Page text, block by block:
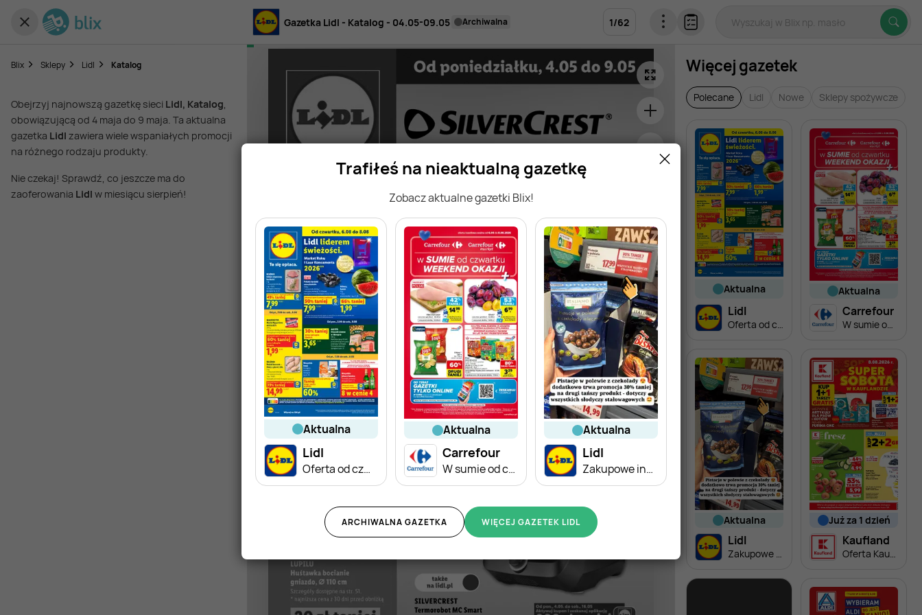
Trafiłeś na nieaktualną gazetkę
Zobacz aktualne gazetki Blix!
aktualna
Lidl
Oferta od czwartku
aktualna
Carrefour
W sumie od czwartku weekend okazji
aktualna
Lidl
Zakupowe inspiracje w Lidl
WIĘCEJ GAZETEK LIDL
ARCHIWALNA GAZETKA
Gazetka Lidl - Katalog - 04.05-09.05 archiwalna 1/62
Blix Sklepy Lidl Katalog
Obejrzyj najnowszą gazetkę sieci Lidl, Katalog,
obowiązującą od 4 maja do 9 maja. Ta aktualna
gazetka Lidl zawiera wiele wspaniałych promocji
na różnego rodzaju produkty.
Nie czekaj! Sprawdź, co jeszcze ma do
zaoferowania Lidl w miesiącu sierpień!
Więcej gazetek
Polecane Lidl Nowe Sklepy spożywcze
aktualna
Lidl
Oferta od czwartku
aktualna
Carrefour
W sumie od czwartku weekend okazji
aktualna
Lidl
już za 1 dzień
Kaufland